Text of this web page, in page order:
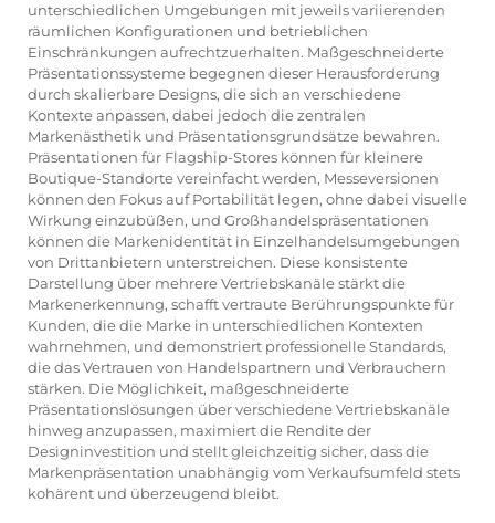
unterschiedlichen Umgebungen mit jeweils variierenden
räumlichen Konfigurationen und betrieblichen
Einschränkungen aufrechtzuerhalten. Maßgeschneiderte
Präsentationssysteme begegnen dieser Herausforderung
durch skalierbare Designs, die sich an verschiedene
Kontexte anpassen, dabei jedoch die zentralen
Markenästhetik und Präsentationsgrundsätze bewahren.
Präsentationen für Flagship-Stores können für kleinere
Boutique-Standorte vereinfacht werden, Messeversionen
können den Fokus auf Portabilität legen, ohne dabei visuelle
Wirkung einzubüßen, und Großhandelspräsentationen
können die Markenidentität in Einzelhandelsumgebungen
von Drittanbietern unterstreichen. Diese konsistente
Darstellung über mehrere Vertriebskanäle stärkt die
Markenerkennung, schafft vertraute Berührungspunkte für
Kunden, die die Marke in unterschiedlichen Kontexten
wahrnehmen, und demonstriert professionelle Standards,
die das Vertrauen von Handelspartnern und Verbrauchern
stärken. Die Möglichkeit, maßgeschneiderte
Präsentationslösungen über verschiedene Vertriebskanäle
hinweg anzupassen, maximiert die Rendite der
Designinvestition und stellt gleichzeitig sicher, dass die
Markenpräsentation unabhängig vom Verkaufsumfeld stets
kohärent und überzeugend bleibt.